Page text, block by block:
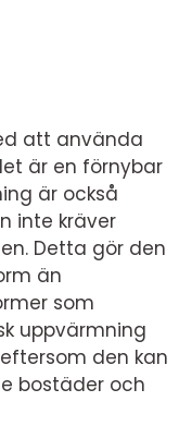
att använda
är en förnybar
är också
inte kräver
Detta gör den
än
som
uppvärmning
den kan
bostäder och